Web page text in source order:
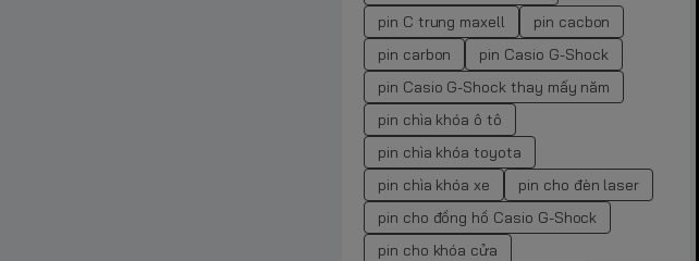
pin C trung maxell
pin cacbon
pin carbon
pin Casio G-Shock
pin Casio G-Shock thay mấy năm
pin chìa khóa ô tô
pin chìa khóa toyota
pin chìa khóa xe
pin cho đèn laser
pin cho đồng hồ Casio G-Shock
pin cho khóa cửa